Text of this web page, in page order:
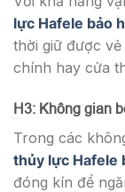
lực Hafele bảo
thời giữ được
chính hay cửa
H3: Không gian
Trong các
thủy lực Hafele
đóng kín để